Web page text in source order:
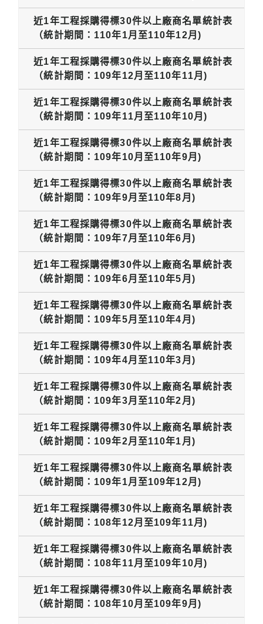
近1年工程採購得標30件以上廠商名單統計表
（統計期間：110年1月至110年12月)
近1年工程採購得標30件以上廠商名單統計表
（統計期間：109年12月至110年11月)
近1年工程採購得標30件以上廠商名單統計表
（統計期間：109年11月至110年10月)
近1年工程採購得標30件以上廠商名單統計表
（統計期間：109年10月至110年9月)
近1年工程採購得標30件以上廠商名單統計表
（統計期間：109年9月至110年8月)
近1年工程採購得標30件以上廠商名單統計表
（統計期間：109年7月至110年6月)
近1年工程採購得標30件以上廠商名單統計表
（統計期間：109年6月至110年5月)
近1年工程採購得標30件以上廠商名單統計表
（統計期間：109年5月至110年4月)
近1年工程採購得標30件以上廠商名單統計表
（統計期間：109年4月至110年3月)
近1年工程採購得標30件以上廠商名單統計表
（統計期間：109年3月至110年2月)
近1年工程採購得標30件以上廠商名單統計表
（統計期間：109年2月至110年1月)
近1年工程採購得標30件以上廠商名單統計表
（統計期間：109年1月至109年12月)
近1年工程採購得標30件以上廠商名單統計表
（統計期間：108年12月至109年11月)
近1年工程採購得標30件以上廠商名單統計表
（統計期間：108年11月至109年10月)
近1年工程採購得標30件以上廠商名單統計表
（統計期間：108年10月至109年9月)